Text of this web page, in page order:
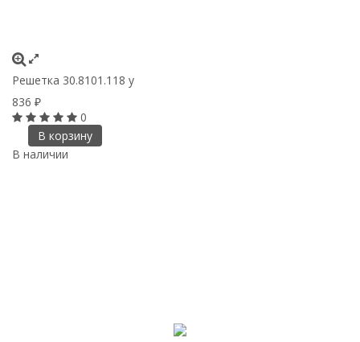
Решетка 30.8101.118 у
836 ₽
0
В корзину
В наличии